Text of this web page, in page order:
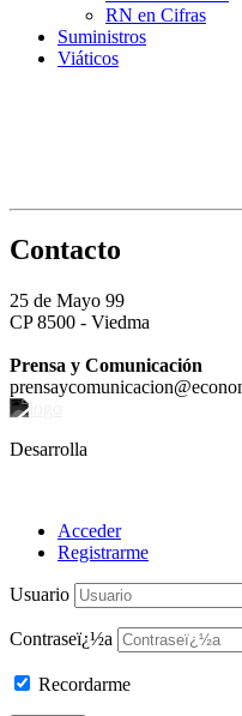
RN en Cifras
Suministros
Viáticos
Contacto
25 de Mayo 99
CP 8500 - Viedma
Prensa y Comunicación
Desarrolla
Acceder
Registrarme
Usuario
Contraseï¿½a
Recordarme